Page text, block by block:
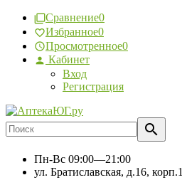
Сравнение0
Избранное0
Просмотренное0
Кабинет
Вход
Регистрация
Пн-Вс 09:00—21:00
ул. Братиславская, д.16, корп.1